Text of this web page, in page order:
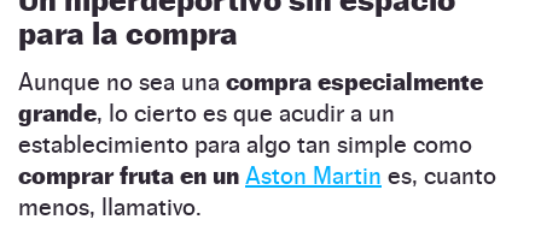
para la compra
Aunque no sea una compra especialmente
grande, lo cierto es que acudir a un
establecimiento para algo tan simple como
comprar fruta en un Aston Martin es, cuanto
menos, llamativo.